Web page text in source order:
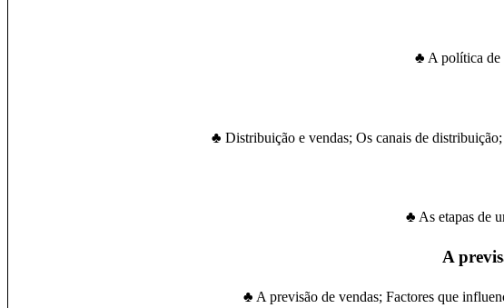
♣ A política de
♣ Distribuição e vendas; Os canais de
♣ As etapas de
A
♣ A previsão de vendas; Factores que